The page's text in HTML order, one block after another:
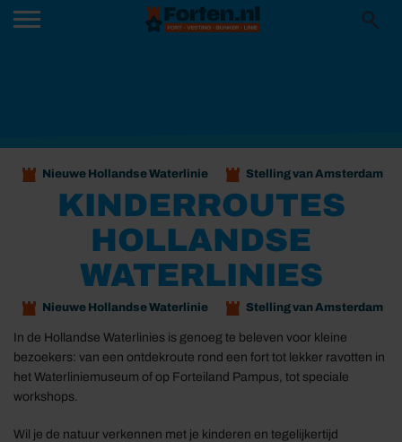
Nieuwe Hollandse Waterlinie Stelling van Amsterdam
KINDERROUTES
HOLLANDSE
WATERLINIES
Nieuwe Hollandse Waterlinie Stelling van Amsterdam
In de Hollandse Waterlinies is genoeg te beleven voor kleine
bezoekers: van een ontdekroute rond een fort tot lekker ravotten in
het Waterliniemuseum of op Forteiland Pampus, tot speciale
workshops.
Wil je de natuur verkennen met je kinderen en tegelijkertijd